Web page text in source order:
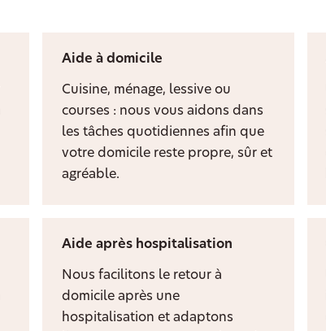
Aide à domicile
Cuisine, ménage, lessive ou
courses : nous vous aidons dans
les tâches quotidiennes afin que
votre domicile reste propre, sûr et
agréable.
Aide après hospitalisation
Nous facilitons le retour à
domicile après une
hospitalisation et adaptons